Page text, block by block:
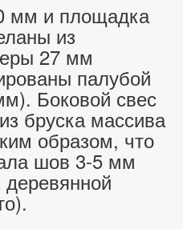
мм и площадка
из
27 мм
палубой
Боковой свес
бруска массива
образом, что
шов 3-5 мм